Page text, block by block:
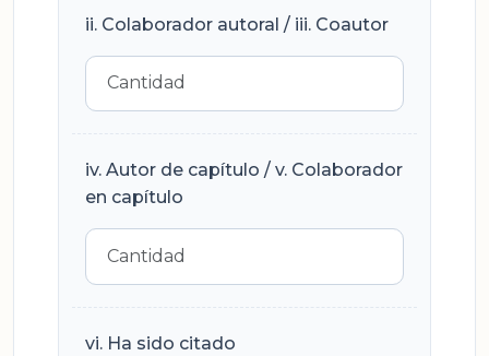
ii. Colaborador autoral / iii. Coautor
iv. Autor de capítulo / v. Colaborador
en capítulo
vi. Ha sido citado